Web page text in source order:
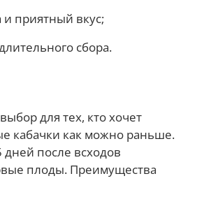
и приятный вкус;
сбора.
для тех, кто хочет
кабачки как можно раньше.
после всходов
плоды. Преимущества